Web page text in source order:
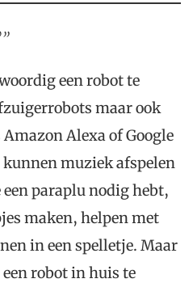
een robot te
maar ook
Alexa of Google
kunnen muziek afspelen
paraplu nodig hebt,
maken, helpen met
in een spelletje. Maar
robot in huis te